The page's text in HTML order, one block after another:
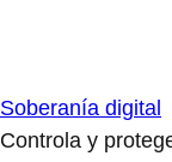
Soberanía digital
Controla y